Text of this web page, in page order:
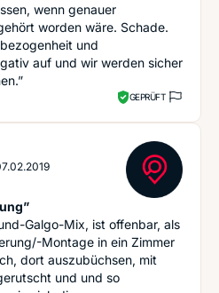
wenn genauer
worden wäre. Schade.
und
auf und wir werden sicher
GEPRÜFT
Galgo-Mix, ist offenbar, als
Montage in ein Zimmer
dort auszubüchsen, mit
und und so